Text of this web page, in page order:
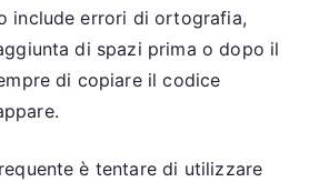
include errori di ortografia,
di spazi prima o dopo il
di copiare il codice
è tentare di utilizzare